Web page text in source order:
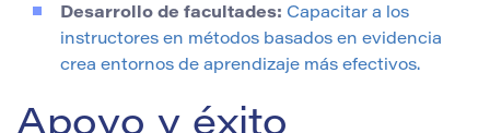
Desarrollo de facultades: Capacitar a los
instructores en métodos basados en evidencia
crea entornos de aprendizaje más efectivos.